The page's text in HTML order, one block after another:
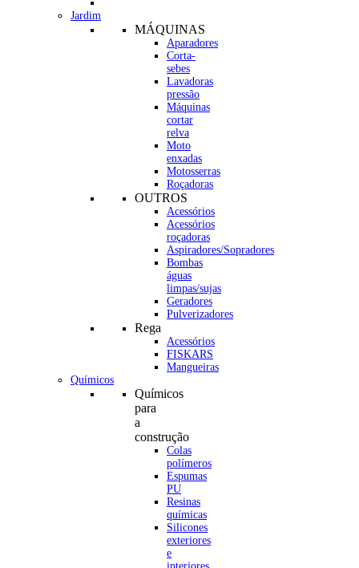
Jardim
MÁQUINAS
Aparadores
Corta-
sebes
Lavadoras
pressão
Máquinas
cortar
relva
Moto
enxadas
Motosserras
Roçadoras
OUTROS
Acessórios
Acessórios
roçadoras
Aspiradores/Sopradores
Bombas
águas
limpas/sujas
Geradores
Pulverizadores
Rega
Acessórios
FISKARS
Mangueiras
Químicos
Químicos
para
a
construção
Colas
polímeros
Espumas
PU
Resinas
químicas
Silicones
exteriores
e